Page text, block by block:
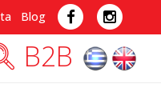
Blog
B2B